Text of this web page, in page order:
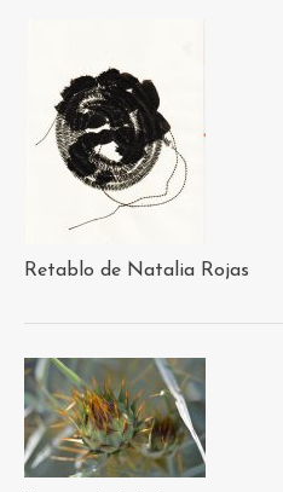
Retablo de Natalia Rojas